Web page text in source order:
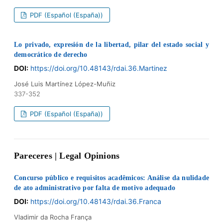
PDF (Español (España))
Lo privado, expresión de la libertad, pilar del estado social y
democrático de derecho
DOI: https://doi.org/10.48143/rdai.36.Martinez
José Luis Martínez López-Muñiz
337-352
PDF (Español (España))
Pareceres | Legal Opinions
Concurso público e requisitos acadêmicos: Análise da nulidade
de ato administrativo por falta de motivo adequado
DOI: https://doi.org/10.48143/rdai.36.Franca
Vladimir da Rocha França